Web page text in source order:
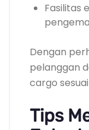
Fasilitas
Dengan
pelanggan
cargo
Tips